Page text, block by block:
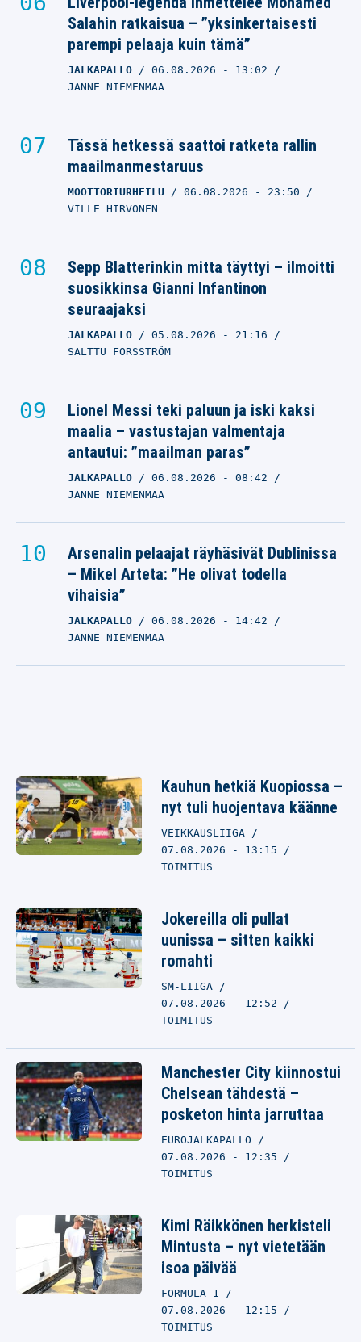
Salahin ratkaisua – ”yksinkertaisesti
parempi pelaaja kuin tämä”
JALKAPALLO 06.08.2026 - 13:02
JANNE NIEMENMAA
Tässä hetkessä saattoi ratketa rallin
maailmanmestaruus
MOOTTORIURHEILU 06.08.2026 - 23:50
VILLE HIRVONEN
Sepp Blatterinkin mitta täyttyi – ilmoitti
suosikkinsa Gianni Infantinon
seuraajaksi
JALKAPALLO 05.08.2026 - 21:16
SALTTU FORSSTRÖM
Lionel Messi teki paluun ja iski kaksi
maalia – vastustajan valmentaja
antautui: ”maailman paras”
JALKAPALLO 06.08.2026 - 08:42
JANNE NIEMENMAA
Arsenalin pelaajat räyhäsivät Dublinissa
– Mikel Arteta: ”He olivat todella
vihaisia”
JALKAPALLO 06.08.2026 - 14:42
JANNE NIEMENMAA
Kauhun hetkiä Kuopiossa –
nyt tuli huojentava käänne
VEIKKAUSLIIGA
07.08.2026 - 13:15
TOIMITUS
Jokereilla oli pullat
uunissa – sitten kaikki
romahti
SM-LIIGA
07.08.2026 - 12:52
TOIMITUS
Manchester City kiinnostui
Chelsean tähdestä –
posketon hinta jarruttaa
EUROJALKAPALLO
07.08.2026 - 12:35
TOIMITUS
Kimi Räikkönen herkisteli
Mintusta – nyt vietetään
isoa päivää
FORMULA 1
07.08.2026 - 12:15
TOIMITUS